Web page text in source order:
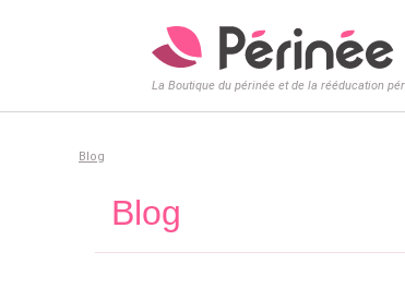
La Boutique du périnée et de la rééducation
Blog
Blog